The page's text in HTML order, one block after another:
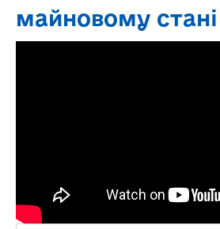
майновому